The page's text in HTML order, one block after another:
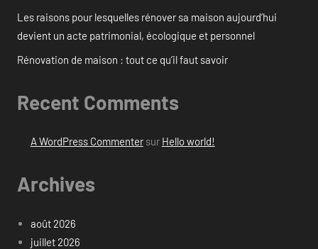
Les raisons pour lesquelles rénover sa maison aujourd’hui
devient un acte patrimonial, écologique et personnel
Rénovation de maison : tout ce qu’il faut savoir
Recent Comments
A WordPress Commentersur Hello world!
Archives
août 2026
juillet 2026